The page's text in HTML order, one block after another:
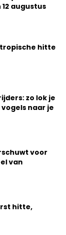
augustus
hitte
zo lok je
naar je
voor
van
hitte,